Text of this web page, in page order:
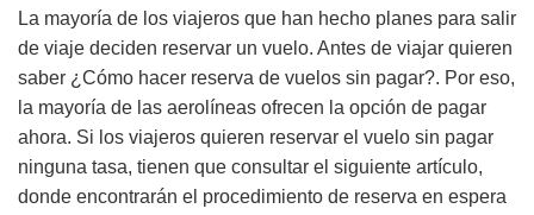
La mayoría de los viajeros que han hecho planes para salir
de viaje deciden reservar un vuelo. Antes de viajar quieren
saber ¿Cómo hacer reserva de vuelos sin pagar?. Por eso,
la mayoría de las aerolíneas ofrecen la opción de pagar
ahora. Si los viajeros quieren reservar el vuelo sin pagar
ninguna tasa, tienen que consultar el siguiente artículo,
donde encontrarán el procedimiento de reserva en espera